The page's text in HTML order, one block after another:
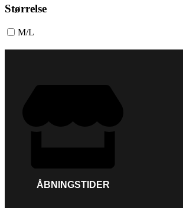
Størrelse
M/L
ÅBNINGSTIDER